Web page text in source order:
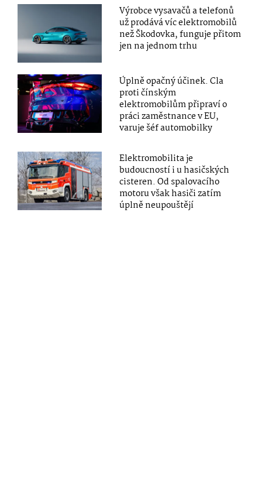
Výrobce vysavačů a telefonů
už prodává víc elektromobilů
než Škodovka, funguje přitom
jen na jednom trhu
Úplně opačný účinek. Cla
proti čínským
elektromobilům připraví o
práci zaměstnance v EU,
varuje šéf automobilky
Elektromobilita je
budoucností i u hasičských
cisteren. Od spalovacího
motoru však hasiči zatím
úplně neupouštějí